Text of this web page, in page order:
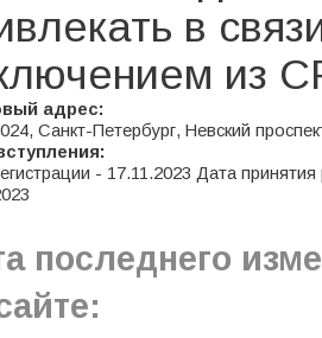
в
из
адрес:
Санкт-Петербург, Невский
- 17.11.2023 Дата
последнего